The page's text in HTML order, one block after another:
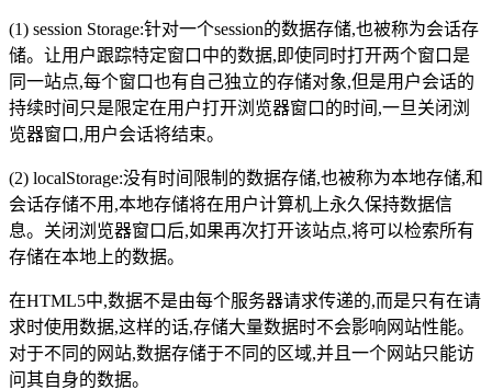
(1) session Storage:针对一个session的数据存储,也被称为会话存
储。让用户跟踪特定窗口中的数据,即使同时打开两个窗口是
同一站点,每个窗口也有自己独立的存储对象,但是用户会话的
持续时间只是限定在用户打开浏览器窗口的时间,一旦关闭浏
览器窗口,用户会话将结束。
(2) localStorage:没有时间限制的数据存储,也被称为本地存储,和
会话存储不用,本地存储将在用户计算机上永久保持数据信
息。关闭浏览器窗口后,如果再次打开该站点,将可以检索所有
存储在本地上的数据。
在HTML5中,数据不是由每个服务器请求传递的,而是只有在请
求时使用数据,这样的话,存储大量数据时不会影响网站性能。
对于不同的网站,数据存储于不同的区域,并且一个网站只能访
问其自身的数据。